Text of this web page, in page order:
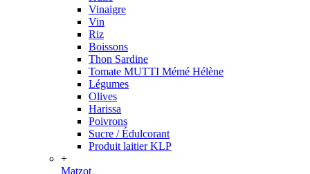
Vinaigre
Vin
Riz
Boissons
Thon Sardine
Tomate MUTTI Mémé Hélène
Légumes
Olives
Harissa
Poivrons
Sucre / Édulcorant
Produit laitier KLP
+
Matzot